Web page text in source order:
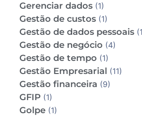
Gerenciar dados (1)
Gestão de custos (1)
Gestão de dados pessoais
Gestão de negócio (4)
Gestão de tempo (1)
Gestão Empresarial (11)
Gestão financeira (9)
GFIP (1)
Golpe (1)